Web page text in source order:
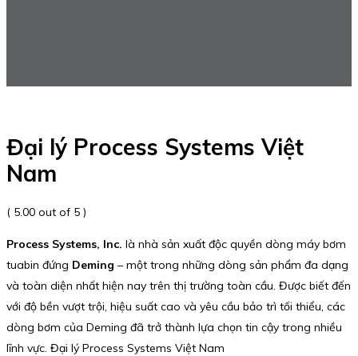
Đại lý Process Systems Việt
Nam
( 5.00 out of 5 )
Process Systems, Inc. là nhà sản xuất độc quyền dòng máy bơm
tuabin đứng Deming – một trong những dòng sản phẩm đa dạng
và toàn diện nhất hiện nay trên thị trường toàn cầu. Được biết đến
với độ bền vượt trội, hiệu suất cao và yêu cầu bảo trì tối thiểu, các
dòng bơm của Deming đã trở thành lựa chọn tin cậy trong nhiều
lĩnh vực. Đại lý Process Systems Việt Nam